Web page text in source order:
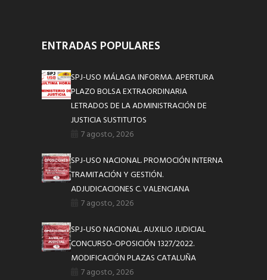
ENTRADAS POPULARES
SPJ-USO MÁLAGA INFORMA. APERTURA
PLAZO BOLSA EXTRAORDINARIA
LETRADOS DE LA ADMINISTRACIÓN DE
JUSTICIA SUSTITUTOS
7 agosto, 2026
SPJ-USO NACIONAL. PROMOCIÓN INTERNA
TRAMITACIÓN Y GESTIÓN.
ADJUDICACIONES C. VALENCIANA
7 agosto, 2026
SPJ-USO NACIONAL. AUXILIO JUDICIAL
CONCURSO-OPOSICIÓN 1327/2022.
MODIFICACIÓN PLAZAS CATALUÑA
7 agosto, 2026